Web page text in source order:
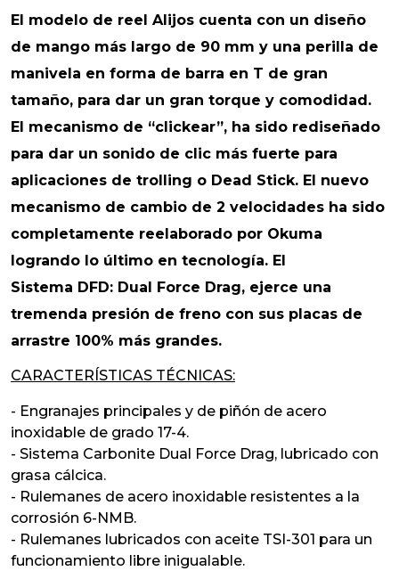
El modelo de reel Alijos cuenta con un diseño
de mango más largo de 90 mm y una perilla de
manivela en forma de barra en T de gran
tamaño, para dar un gran torque y comodidad.
El mecanismo de “clickear”, ha sido rediseñado
para dar un sonido de clic más fuerte para
aplicaciones de trolling o Dead Stick. El nuevo
mecanismo de cambio de 2 velocidades ha sido
completamente reelaborado por Okuma
logrando lo último en tecnología. El
Sistema DFD: Dual Force Drag, ejerce una
tremenda presión de freno con sus placas de
arrastre 100% más grandes.
CARACTERÍSTICAS TÉCNICAS:
- Engranajes principales y de piñón de acero
inoxidable de grado 17-4.
- Sistema Carbonite Dual Force Drag, lubricado con
grasa cálcica.
- Rulemanes de acero inoxidable resistentes a la
corrosión 6-NMB.
- Rulemanes lubricados con aceite TSI-301 para un
funcionamiento libre inigualable.